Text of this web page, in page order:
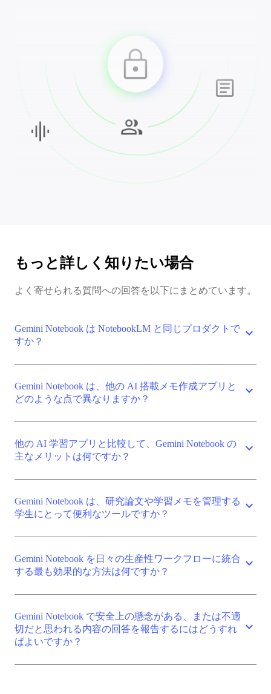
もっと詳しく知りたい場合
よく寄せられる質問への回答を以下にまとめています。
Gemini Notebook は NotebookLM と同じプロダクトで
すか？
expand_more
Gemini Notebook は、他の AI 搭載メモ作成アプリと
どのような点で異なりますか？
expand_more
他の AI 学習アプリと比較して、Gemini Notebook の
主なメリットは何ですか？
expand_more
Gemini Notebook は、研究論文や学習メモを管理する
学生にとって便利なツールですか？
expand_more
Gemini Notebook を日々の生産性ワークフローに統合
する最も効果的な方法は何ですか？
expand_more
Gemini Notebook で安全上の懸念がある、または不適
切だと思われる内容の回答を報告するにはどうすれ
ばよいですか？
expand_more